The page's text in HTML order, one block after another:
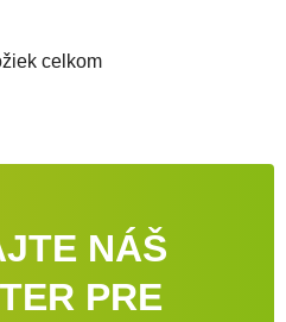
Ovládacie prvky výpisu
celkom
NÁŠ
PRE